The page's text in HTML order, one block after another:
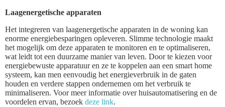
Laagenergetische apparaten
Het integreren van laagenergetische apparaten in de woning kan
enorme energiebesparingen opleveren. Slimme technologie maakt
het mogelijk om deze apparaten te monitoren en te optimaliseren,
wat leidt tot een duurzame manier van leven. Door te kiezen voor
energiebewuste apparatuur en ze te koppelen aan een smart home
systeem, kan men eenvoudig het energieverbruik in de gaten
houden en verdere stappen ondernemen om het verbruik te
minimaliseren. Voor meer informatie over huisautomatisering en de
voordelen ervan, bezoek deze link.